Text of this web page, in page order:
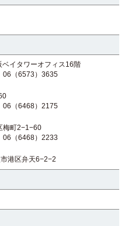
イタワーオフィス16階
（6573）3635
（6468）2175
梅町2−1−60
（6468）2233
港区弁天6−2−2